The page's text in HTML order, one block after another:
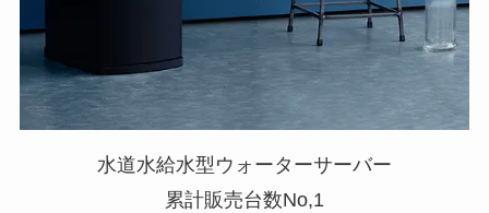
水道水給水型ウォーターサーバー
累計販売台数No,1